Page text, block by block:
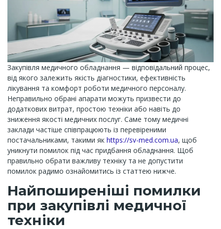
Закупівля медичного обладнання — відповідальний процес,
від якого залежить якість діагностики, ефективність
лікування та комфорт роботи медичного персоналу.
Неправильно обрані апарати можуть призвести до
додаткових витрат, простою техніки або навіть до
зниження якості медичних послуг. Саме тому медичні
заклади частіше співпрацюють із перевіреними
постачальниками, такими як https://sv-med.com.ua, щоб
уникнути помилок під час придбання обладнання. Щоб
правильно обрати важливу техніку та не допустити
помилок радимо ознайомитись із статтею нижче.
Найпоширеніші помилки
при закупівлі медичної
техніки